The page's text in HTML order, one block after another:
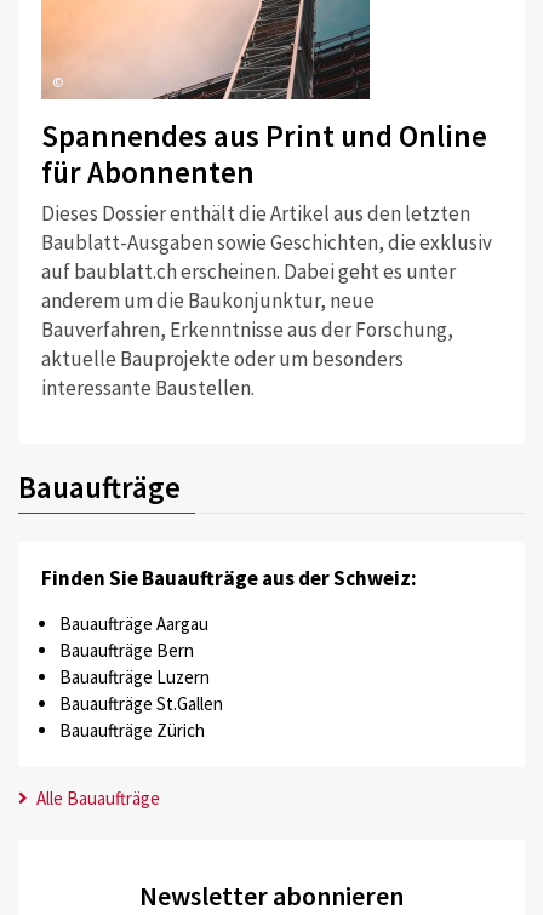
©
Spannendes aus Print und Online
für Abonnenten
Dieses Dossier enthält die Artikel aus den letzten
Baublatt-Ausgaben sowie Geschichten, die exklusiv
auf baublatt.ch erscheinen. Dabei geht es unter
anderem um die Baukonjunktur, neue
Bauverfahren, Erkenntnisse aus der Forschung,
aktuelle Bauprojekte oder um besonders
interessante Baustellen.
Bauaufträge
Finden Sie Bauaufträge aus der Schweiz:
Bauaufträge Aargau
Bauaufträge Bern
Bauaufträge Luzern
Bauaufträge St.Gallen
Bauaufträge Zürich
Alle Bauaufträge
Newsletter abonnieren